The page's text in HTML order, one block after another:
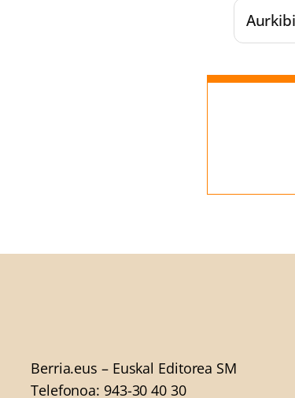
Berria.eus – Euskal Editorea SM
Telefonoa: 943-30 40 30